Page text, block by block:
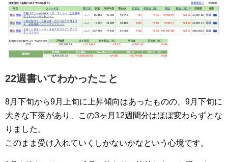
22週書いてわかったこと
8月下旬から9月上旬に上昇傾向はあったものの、9月下旬に
大きな下落があり、この3ヶ月12週間分はほぼ変わらずとな
りました。
このまま受け入れていくしかないかなという心境です。